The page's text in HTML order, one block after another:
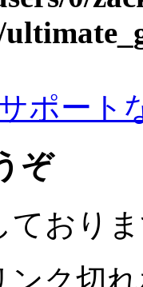
ポート
ぞ
ており